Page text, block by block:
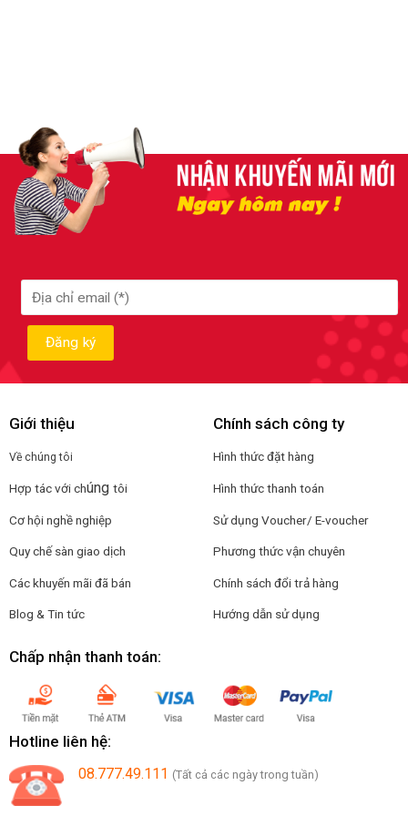
Giới thiệu
Về chúng tôi
Hợp tác với chúng tôi
Cơ hội nghề nghiệp
Quy chế sàn giao dịch
Các khuyến mãi đã bán
Blog & Tin tức
Chính sách công ty
Hình thức đặt hàng
Hình thức thanh toán
Sử dụng Voucher/ E-voucher
Phương thức vận chuyên
Chính sách đổi trả hàng
Hướng dẫn sử dụng
Chấp nhận thanh toán:
Hotline liên hệ:
08.777.49.111 (Tất cả các ngày trong tuần)